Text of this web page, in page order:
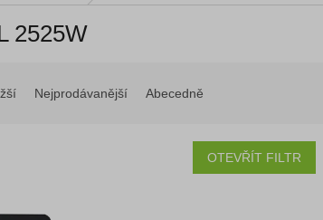
2525W
Nejprodávanější Abecedně
OTEVŘÍT FILTR